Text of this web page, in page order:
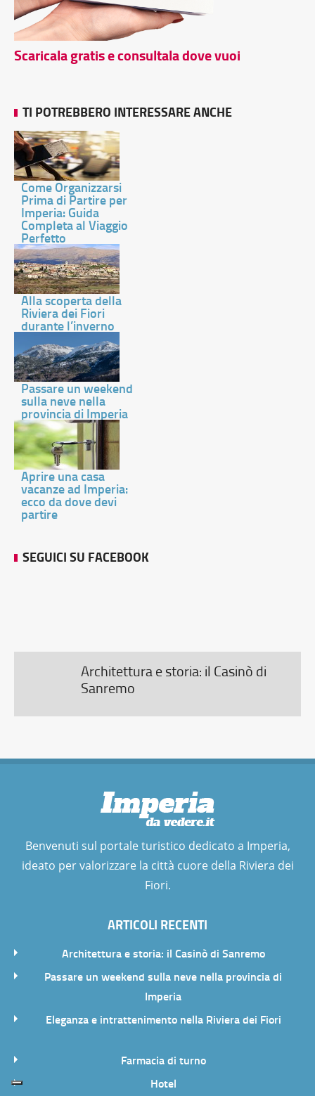
Scaricala gratis e consultala dove vuoi
TI POTREBBERO INTERESSARE ANCHE
Come Organizzarsi
Prima di Partire per
Imperia: Guida
Completa al Viaggio
Perfetto
Alla scoperta della
Riviera dei Fiori
durante l’inverno
Passare un weekend
sulla neve nella
provincia di Imperia
Aprire una casa
vacanze ad Imperia:
ecco da dove devi
partire
SEGUICI SU FACEBOOK
Architettura e storia: il Casinò di
Sanremo
Benvenuti sul portale turistico dedicato a Imperia,
ideato per valorizzare la città cuore della Riviera dei
Fiori.
ARTICOLI RECENTI
Architettura e storia: il Casinò di Sanremo
Passare un weekend sulla neve nella provincia di
Imperia
Eleganza e intrattenimento nella Riviera dei Fiori
Farmacia di turno
Hotel